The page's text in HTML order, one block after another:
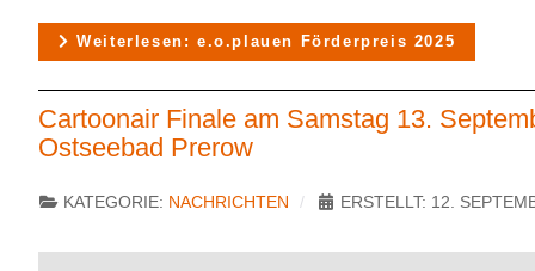
Weiterlesen: e.o.plauen Förderpreis 2025
Cartoonair Finale am Samstag 13.
Ostseebad Prerow
KATEGORIE: NACHRICHTEN ERSTELLT: 12.